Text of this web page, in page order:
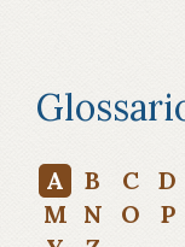
A B C D
M N O P